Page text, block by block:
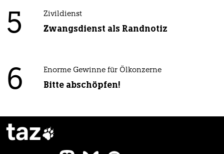
5 Zivildienst
Zwangsdienst als Randnotiz
6 Enorme Gewinne für Ölkonzerne
Bitte abschöpfen!
taz